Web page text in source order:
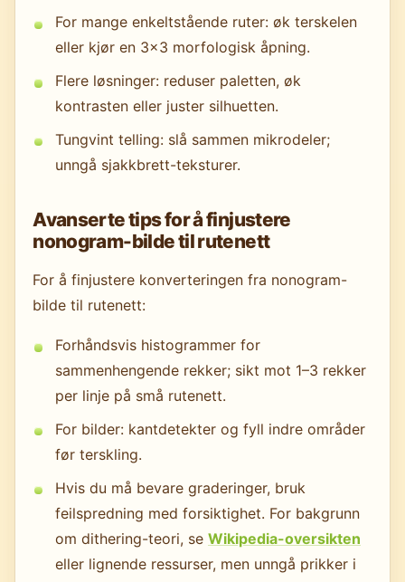
For mange enkeltstående ruter: øk terskelen
eller kjør en 3×3 morfologisk åpning.
Flere løsninger: reduser paletten, øk
kontrasten eller juster silhuetten.
Tungvint telling: slå sammen mikrodeler;
unngå sjakkbrett-teksturer.
Avanserte tips for å finjustere
nonogram-bilde til rutenett
For å finjustere konverteringen fra nonogram-
bilde til rutenett:
Forhåndsvis histogrammer for
sammenhengende rekker; sikt mot 1–3 rekker
per linje på små rutenett.
For bilder: kantdetekter og fyll indre områder
før terskling.
Hvis du må bevare graderinger, bruk
feilspredning med forsiktighet. For bakgrunn
om dithering-teori, se Wikipedia-oversikten
eller lignende ressurser, men unngå prikker i